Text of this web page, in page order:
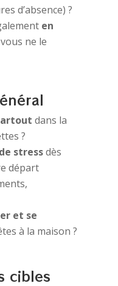
d’absence) ?
en
ne le
dans la
?
stressdès
départ
et se
à la maison ?
cibles